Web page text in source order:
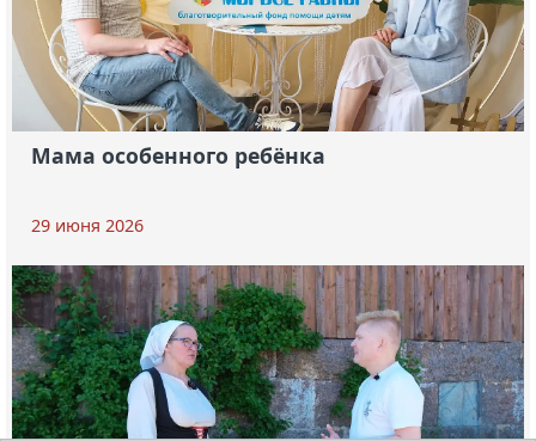
Мама особенного ребёнка
29 июня 2026